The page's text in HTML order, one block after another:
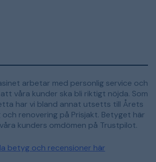
arbetar med personlig service och
våra kunder ska bli riktigt nöjda. Som
har vi bland annat utsetts till Årets
renovering på Prisjakt. Betyget här
kunders omdömen på Trustpilot.
betyg och recensioner här